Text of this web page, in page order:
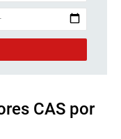
CAS por